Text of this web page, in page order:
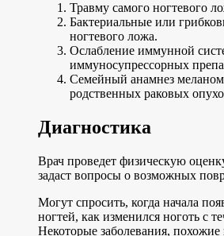
Травму самого ногтевого
Бактериальные или
ногтевого ложа.
Ослабление иммунной
иммуносупрессорных
Семейный анамнез
родственных раковых
Диагностика
Врач проведет физическую
задаст вопросы о возможных
Могут спросить, когда начала
ногтей, как изменился ноготь с
Некоторые заболевания,